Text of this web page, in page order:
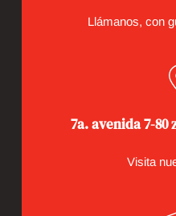
Llámanos, con
7a. avenida 7-80
Visita